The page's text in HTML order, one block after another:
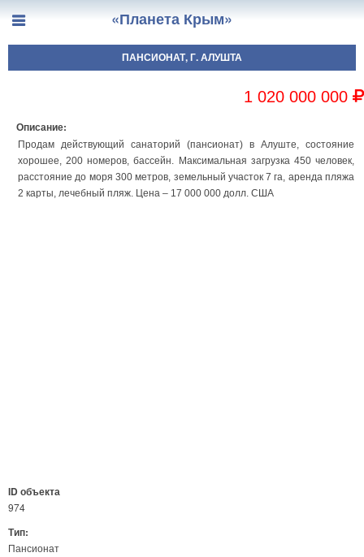
«Планета Крым»
ПАНСИОНАТ, Г. АЛУШТА
1 020 000 000
Описание:
Продам действующий санаторий (пансионат) в Алуште, состояние
хорошее, 200 номеров, бассейн. Максимальная загрузка 450 человек,
расстояние до моря 300 метров, земельный участок 7 га, аренда пляжа
2 карты, лечебный пляж. Цена – 17 000 000 долл. США
ID объекта
974
Тип:
Пансионат